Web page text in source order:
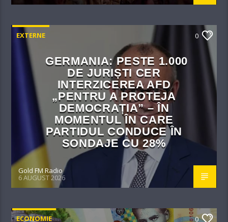
EXTERNE 0
GERMANIA: PESTE 1.000
DE JURIȘTI CER
INTERZICEREA AFD
„PENTRU A PROTEJA
DEMOCRAȚIA” – ÎN
MOMENTUL ÎN CARE
PARTIDUL CONDUCE ÎN
SONDAJE CU 28%
Gold FM Radio
6 AUGUST 2026
ECONOMIE 0